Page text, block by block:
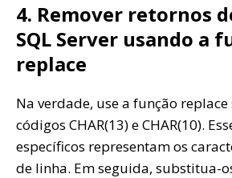
4. Remover retornos
SQL Server usando a
replace
Na verdade, use a função replace
códigos CHAR(13) e CHAR(10).
específicos representam os
de linha. Em seguida, substitua-